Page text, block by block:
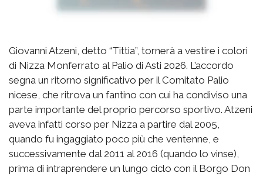
Giovanni Atzeni, detto “Tittia”, tornerà a vestire i colori
di Nizza Monferrato al Palio di Asti 2026. L’accordo
segna un ritorno significativo per il Comitato Palio
nicese, che ritrova un fantino con cui ha condiviso una
parte importante del proprio percorso sportivo. Atzeni
aveva infatti corso per Nizza a partire dal 2005,
quando fu ingaggiato poco più che ventenne, e
successivamente dal 2011 al 2016 (quando lo vinse),
prima di intraprendere un lungo ciclo con il Borgo Don